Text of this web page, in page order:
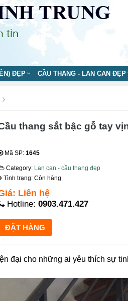
ĐẸP CẦU THANG - LAN CAN ĐẸP
thang sắt bậc gỗ tay
Mã SP: 1645
Category: Lan can - cầu thang đẹp
Tình trạng: Còn hàng
Liên hệ
Hotline: 0903.471.427
đại cho những ai yêu thích sự